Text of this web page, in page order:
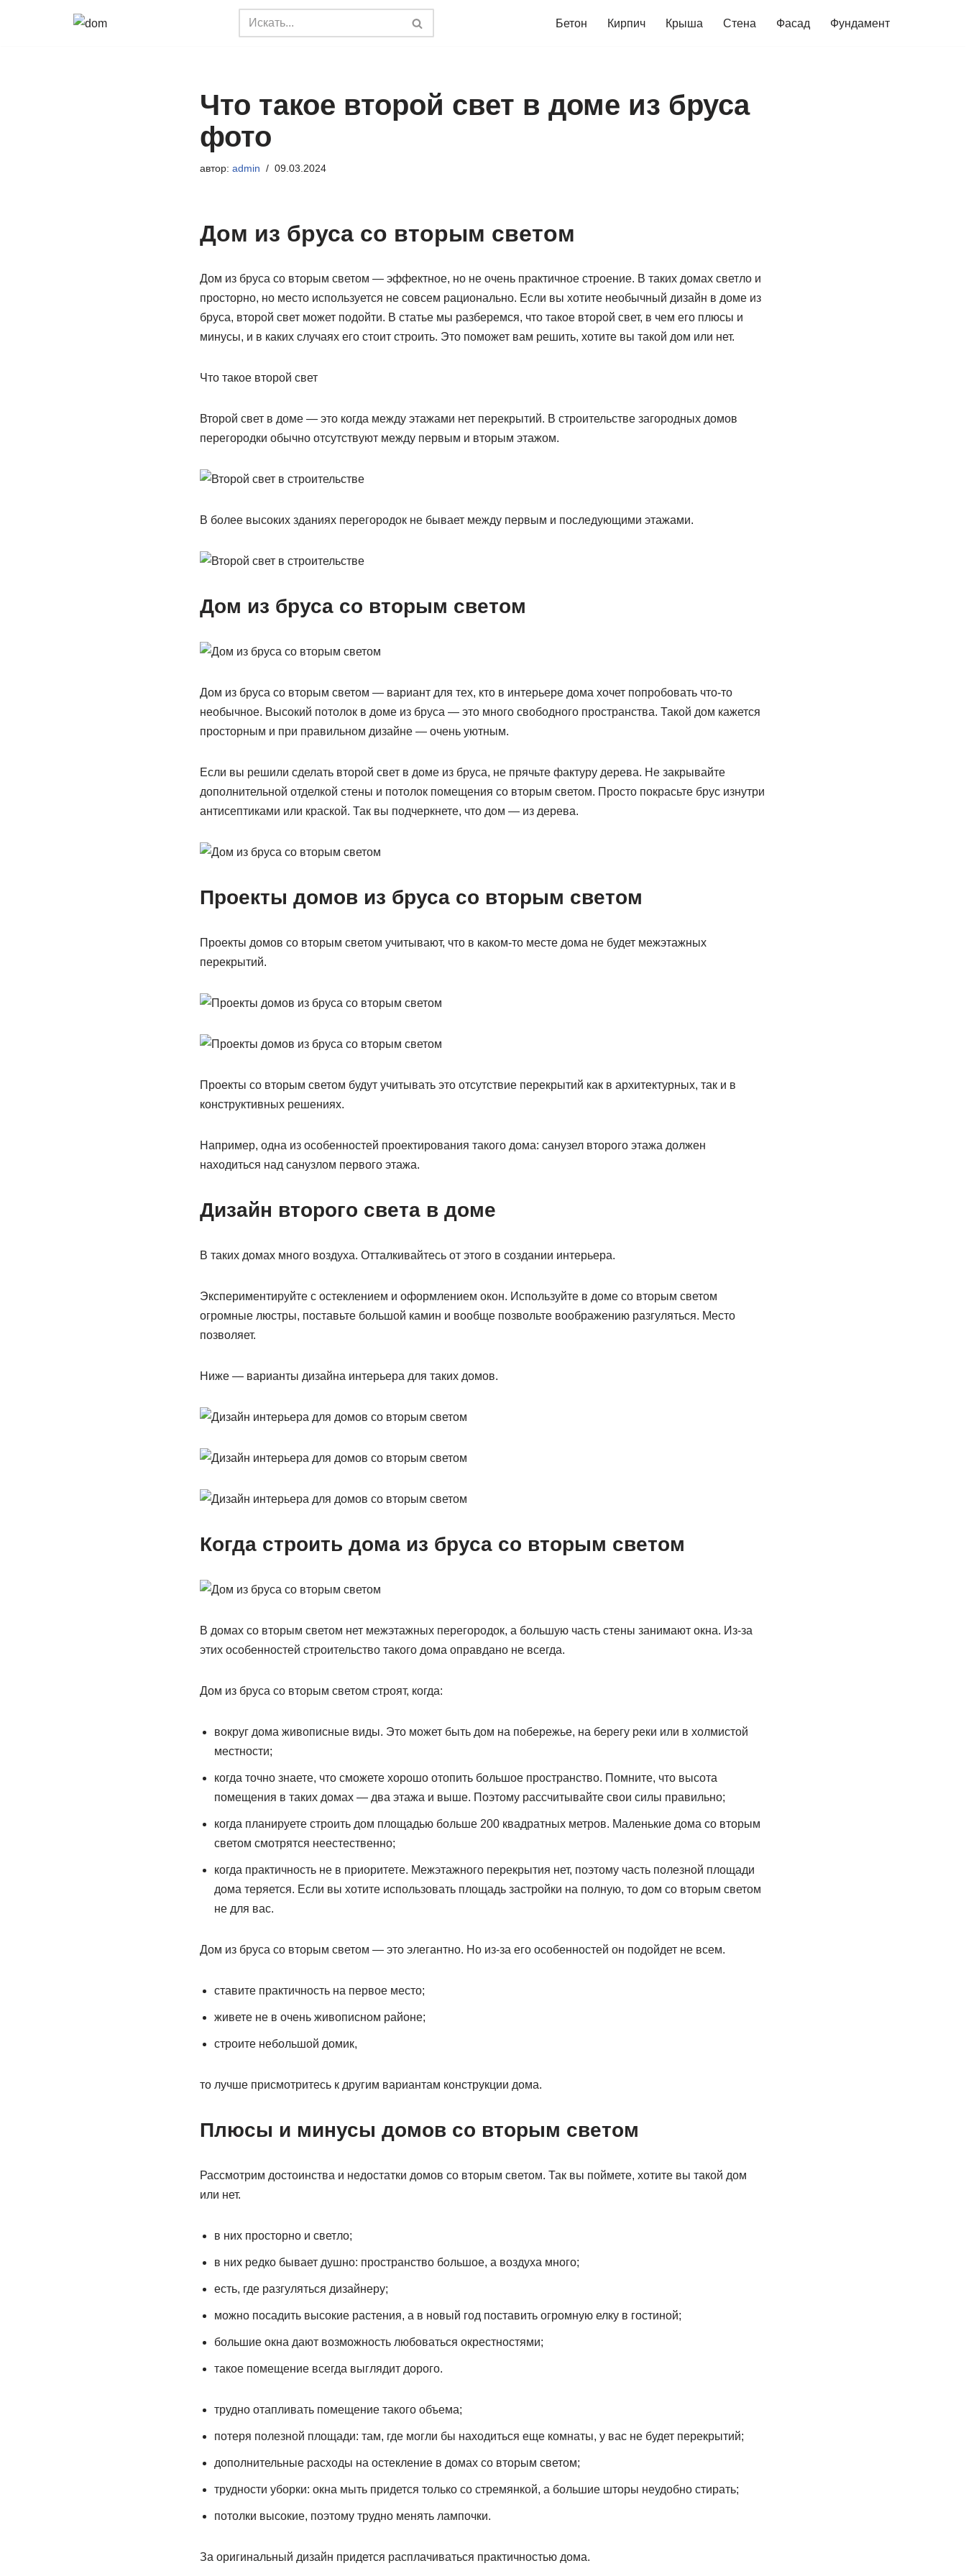
Бетон Кирпич Крыша Стена Фасад Фундамент
Что такое второй свет в доме из бруса
фото
автор: admin 09.03.2024
Дом из бруса со вторым светом
Дом из бруса со вторым светом — эффектное, но не очень практичное строение. В таких домах светло и
просторно, но место используется не совсем рационально. Если вы хотите необычный дизайн в доме из
бруса, второй свет может подойти. В статье мы разберемся, что такое второй свет, в чем его плюсы и
минусы, и в каких случаях его стоит строить. Это поможет вам решить, хотите вы такой дом или нет.
Что такое второй свет
Второй свет в доме — это когда между этажами нет перекрытий. В строительстве загородных домов
перегородки обычно отсутствуют между первым и вторым этажом.
В более высоких зданиях перегородок не бывает между первым и последующими этажами.
Дом из бруса со вторым светом
Дом из бруса со вторым светом — вариант для тех, кто в интерьере дома хочет попробовать что-то
необычное. Высокий потолок в доме из бруса — это много свободного пространства. Такой дом кажется
просторным и при правильном дизайне — очень уютным.
Если вы решили сделать второй свет в доме из бруса, не прячьте фактуру дерева. Не закрывайте
дополнительной отделкой стены и потолок помещения со вторым светом. Просто покрасьте брус изнутри
антисептиками или краской. Так вы подчеркнете, что дом — из дерева.
Проекты домов из бруса со вторым светом
Проекты домов со вторым светом учитывают, что в каком-то месте дома не будет межэтажных
перекрытий.
Проекты со вторым светом будут учитывать это отсутствие перекрытий как в архитектурных, так и в
конструктивных решениях.
Например, одна из особенностей проектирования такого дома: санузел второго этажа должен
находиться над санузлом первого этажа.
Дизайн второго света в доме
В таких домах много воздуха. Отталкивайтесь от этого в создании интерьера.
Экспериментируйте с остеклением и оформлением окон. Используйте в доме со вторым светом
огромные люстры, поставьте большой камин и вообще позвольте воображению разгуляться. Место
позволяет.
Ниже — варианты дизайна интерьера для таких домов.
Когда строить дома из бруса со вторым светом
В домах со вторым светом нет межэтажных перегородок, а большую часть стены занимают окна. Из-за
этих особенностей строительство такого дома оправдано не всегда.
Дом из бруса со вторым светом строят, когда:
вокруг дома живописные виды. Это может быть дом на побережье, на берегу реки или в холмистой
местности;
когда точно знаете, что сможете хорошо отопить большое пространство. Помните, что высота
помещения в таких домах — два этажа и выше. Поэтому рассчитывайте свои силы правильно;
когда планируете строить дом площадью больше 200 квадратных метров. Маленькие дома со вторым
светом смотрятся неестественно;
когда практичность не в приоритете. Межэтажного перекрытия нет, поэтому часть полезной площади
дома теряется. Если вы хотите использовать площадь застройки на полную, то дом со вторым светом
не для вас.
Дом из бруса со вторым светом — это элегантно. Но из-за его особенностей он подойдет не всем.
ставите практичность на первое место;
живете не в очень живописном районе;
строите небольшой домик,
то лучше присмотритесь к другим вариантам конструкции дома.
Плюсы и минусы домов со вторым светом
Рассмотрим достоинства и недостатки домов со вторым светом. Так вы поймете, хотите вы такой дом
или нет.
в них просторно и светло;
в них редко бывает душно: пространство большое, а воздуха много;
есть, где разгуляться дизайнеру;
можно посадить высокие растения, а в новый год поставить огромную елку в гостиной;
большие окна дают возможность любоваться окрестностями;
такое помещение всегда выглядит дорого.
трудно отапливать помещение такого объема;
потеря полезной площади: там, где могли бы находиться еще комнаты, у вас не будет перекрытий;
дополнительные расходы на остекление в домах со вторым светом;
трудности уборки: окна мыть придется только со стремянкой, а большие шторы неудобно стирать;
потолки высокие, поэтому трудно менять лампочки.
За оригинальный дизайн придется расплачиваться практичностью дома.